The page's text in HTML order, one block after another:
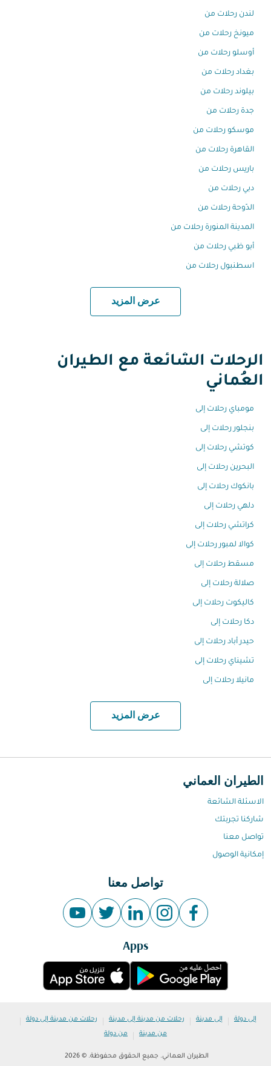
لندن رحلات من
ميونخ رحلات من
أوسلو رحلات من
بغداد رحلات من
بيلوند رحلات من
جدة رحلات من
موسكو رحلات من
القاهرة رحلات من
باريس رحلات من
دبي رحلات من
الدّوحة رحلات من
المدينة المنورة رحلات من
أبو ظبي رحلات من
اسطنبول رحلات من
عرض المزيد
الرحلات الشائعة مع الطيران
العُماني
مومباي رحلات إلى
بنجلور رحلات إلى
كوتشي رحلات إلى
البحرين رحلات إلى
بانكوك رحلات إلى
دلهي رحلات إلى
كراتشي رحلات إلى
كوالا لمبور رحلات إلى
مسقط رحلات إلى
صلالة رحلات إلى
كاليكوت رحلات إلى
دكا رحلات إلى
حيدر أباد رحلات إلى
تشيناي رحلات إلى
مانيلا رحلات إلى
عرض المزيد
الطيران العماني
الاسئلة الشائعة
شاركنا تجربتك
تواصل معنا
إمكانية الوصول
تواصل معنا
Apps
إلى دولة | إلى مدينة | رحلات من مدينة إلى مدينة | رحلات من مدينة إلى دولة |
من مدينة | من دولة
الطيران العماني. جميع الحقوق محفوظة. © 2026